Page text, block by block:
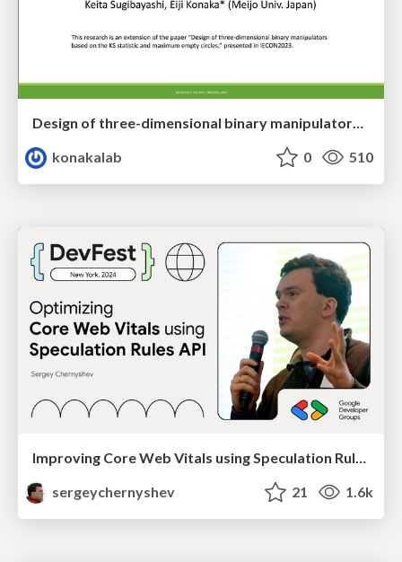
Design of three-dimensional binary manipulators for pick-and-place task avoiding obstacles (IECON2024)
konakalab
0 510
sergeychernyshev
21 1.6k